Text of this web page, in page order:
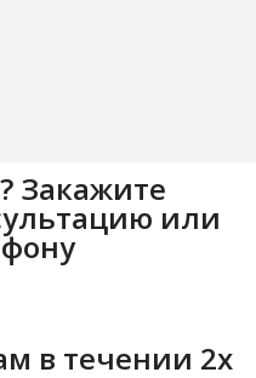
Закажите
или
в течении 2х